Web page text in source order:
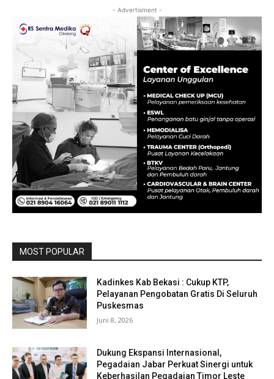
- Advertisment -
MOST POPULAR
Kadinkes Kab Bekasi : Cukup KTP,
Pelayanan Pengobatan Gratis Di Seluruh
Puskesmas
Juni 8, 2026
Dukung Ekspansi Internasional,
Pegadaian Jabar Perkuat Sinergi untuk
Keberhasilan Pegadaian Timor Leste